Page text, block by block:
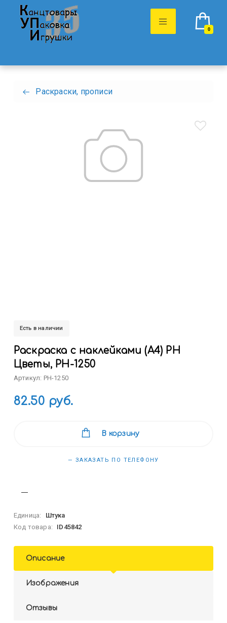
0
Раскраски, прописи
Есть в наличии
Раскраска с наклейками (А4) РН
Цветы, РН-1250
Артикул: РН-1250
82.50 руб.
В корзину
— ЗАКАЗАТЬ ПО ТЕЛЕФОНУ
Единица:
Штука
Код товара:
ID45842
Описание
Изображения
Отзывы